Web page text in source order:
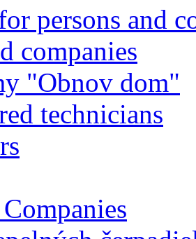
persons and
companies
"Obnov dom"
technicians